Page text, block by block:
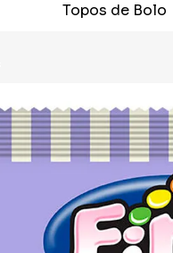
Topos de Bolo